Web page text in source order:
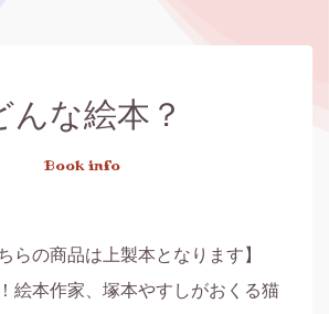
んな絵本？
Book info
らの商品は上製本となります】
絵本作家、塚本やすしがおくる猫